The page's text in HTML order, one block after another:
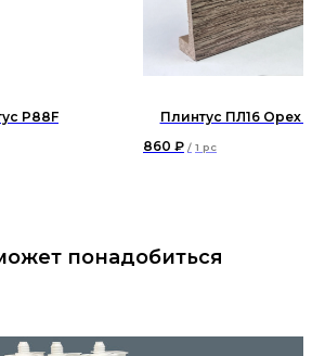
P88F
Плинтус ПЛ16 Орех
860 ₽ / 1 pc
понадобиться